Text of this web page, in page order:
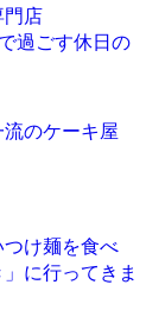
門店
過ごす休日の
のケーキ屋
け麺を食べ
に行ってきま